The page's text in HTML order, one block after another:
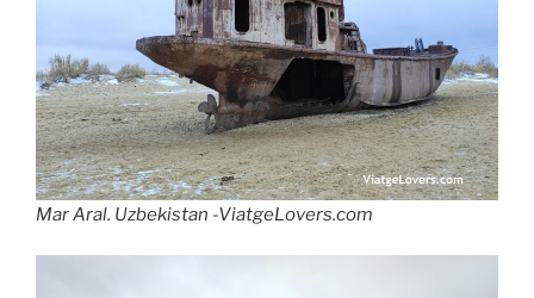
Mar Aral. Uzbekistan -ViatgeLovers.com